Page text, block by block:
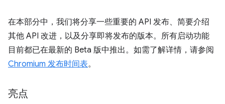
在本部分中，我们将分享一些重要的 API 发布、简要介绍
其他 API 改进，以及分享即将发布的版本。所有启动功能
目前都已在最新的 Beta 版中推出。如需了解详情，请参阅
Chromium 发布时间表。
亮点